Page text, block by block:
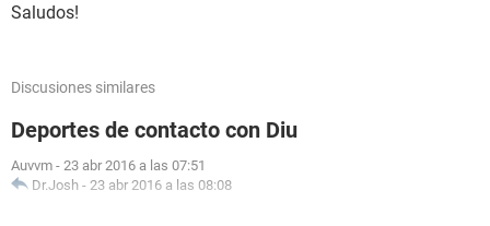
Saludos!
Discusiones similares
Deportes de contacto con Diu
Auvvm - 23 abr 2016 a las 07:51
Dr.Josh - 23 abr 2016 a las 08:08